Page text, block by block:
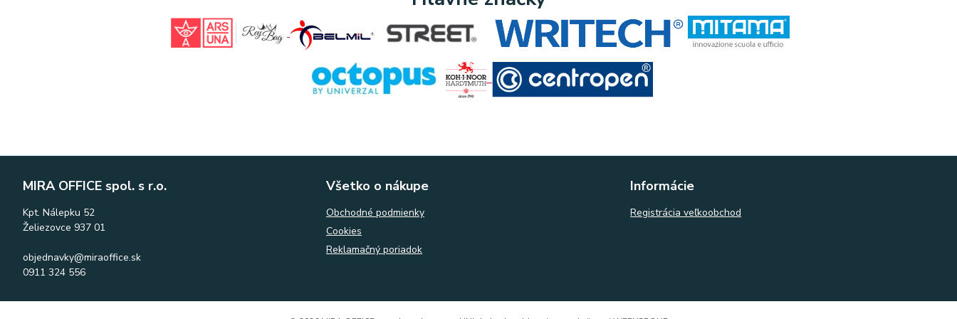
MIRA OFFICE spol. s r.o.
Kpt. Nálepku 52
Želiezovce 937 01
objednavky@miraoffice.sk
0911 324 556
Všetko o nákupe
Obchodné podmienky
Cookies
Reklamačný poriadok
Informácie
Registrácia veľkoobchod